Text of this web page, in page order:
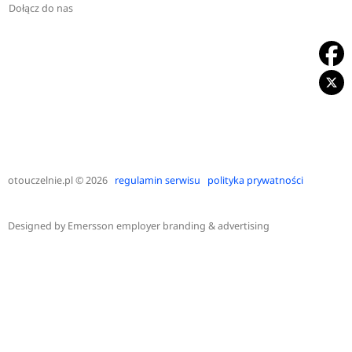
Dołącz do nas
otouczelnie.pl© 2026 regulamin serwisu polityka prywatności
Designed byEmersson employer branding & advertising